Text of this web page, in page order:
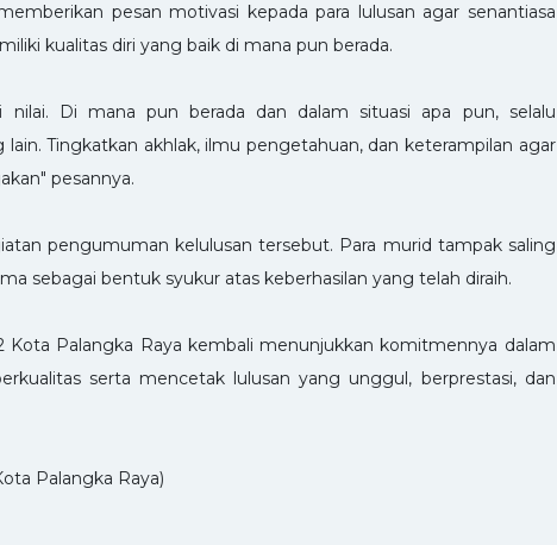
pesan motivasi kepada para lulusan agar senantiasa
kualitas diri yang baik di mana pun berada.
nilai. Di mana pun berada dan dalam situasi apa pun, selalu
Tingkatkan akhlak, ilmu pengetahuan, dan keterampilan agar
pesannya.
pengumuman kelulusan tersebut. Para murid tampak saling
sebagai bentuk syukur atas keberhasilan yang telah diraih.
Kota Palangka Raya kembali menunjukkan komitmennya dalam
serta mencetak lulusan yang unggul, berprestasi, dan
Palangka Raya)